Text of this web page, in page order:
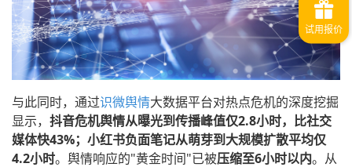
与此同时，通过识微舆情大数据平台对热点危机的深度挖掘
显示， 抖音危机舆情从曝光到传播峰值仅2.8小时，比社交
媒体快43%；小红书负面笔记从萌芽到大规模扩散平均仅
4.2小时。舆情响应的"黄金时间"已被压缩至6小时以内。从